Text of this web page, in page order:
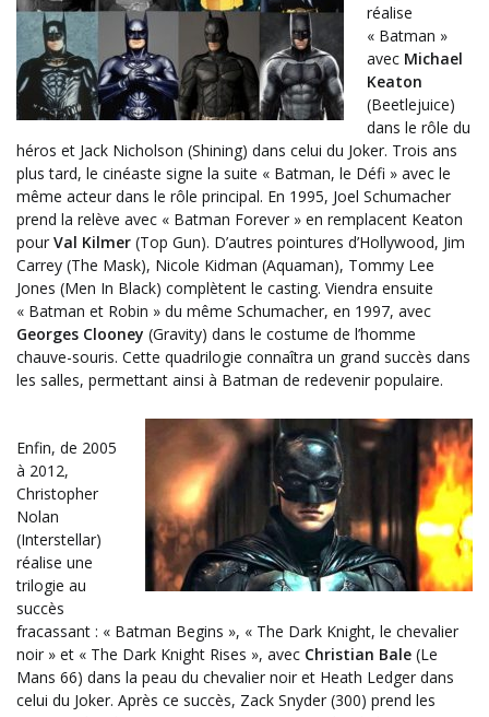
réalise
« Batman »
avec Michael
Keaton
(Beetlejuice)
dans le rôle du
héros et Jack Nicholson (Shining) dans celui du Joker. Trois ans
plus tard, le cinéaste signe la suite « Batman, le Défi » avec le
même acteur dans le rôle principal. En 1995, Joel Schumacher
prend la relève avec « Batman Forever » en remplacent Keaton
pour Val Kilmer (Top Gun). D’autres pointures d’Hollywood, Jim
Carrey (The Mask), Nicole Kidman (Aquaman), Tommy Lee
Jones (Men In Black) complètent le casting. Viendra ensuite
« Batman et Robin » du même Schumacher, en 1997, avec
Georges Clooney (Gravity) dans le costume de l’homme
chauve-souris. Cette quadrilogie connaîtra un grand succès dans
les salles, permettant ainsi à Batman de redevenir populaire.
Enfin, de 2005
à 2012,
Christopher
Nolan
(Interstellar)
réalise une
trilogie au
succès
fracassant : « Batman Begins », « The Dark Knight, le chevalier
noir » et « The Dark Knight Rises », avec Christian Bale (Le
Mans 66) dans la peau du chevalier noir et Heath Ledger dans
celui du Joker. Après ce succès, Zack Snyder (300) prend les